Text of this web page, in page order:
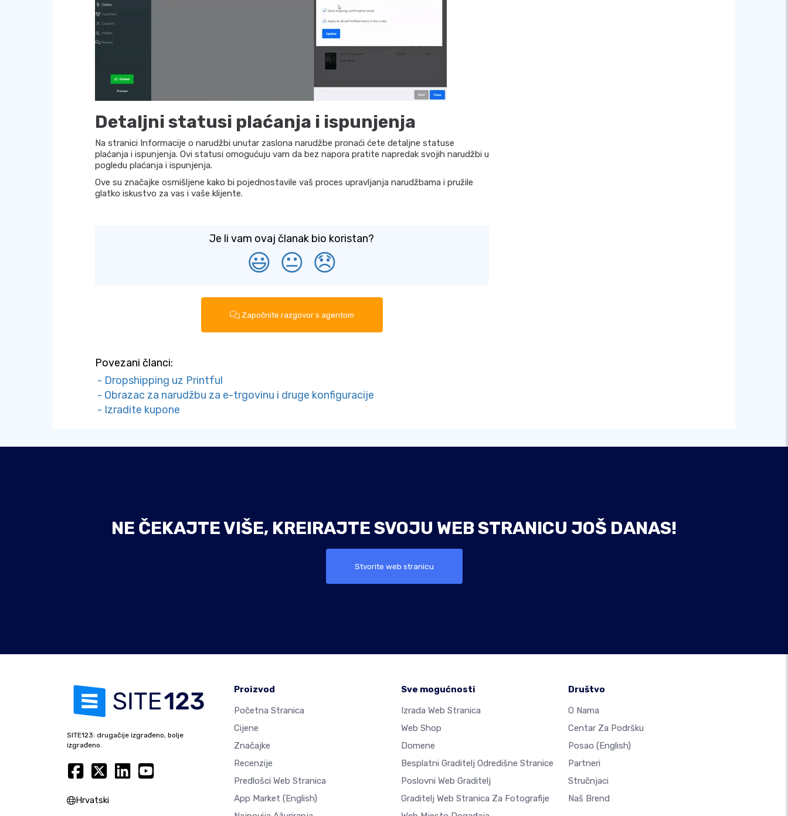
Detaljni statusi plaćanja i ispunjenja
Na stranici Informacije o narudžbi unutar zaslona narudžbe pronaći ćete detaljne statuse
plaćanja i ispunjenja. Ovi statusi omogućuju vam da bez napora pratite napredak svojih narudžbi u
pogledu plaćanja i ispunjenja.
Ove su značajke osmišljene kako bi pojednostavile vaš proces upravljanja narudžbama i pružile
glatko iskustvo za vas i vaše klijente.
Je li vam ovaj članak bio koristan?
😃 😐 😞
Započnite razgovor s agentom
Povezani članci:
- Dropshipping uz Printful
- Obrazac za narudžbu za e-trgovinu i druge konfiguracije
- Izradite kupone
NE ČEKAJTE VIŠE, KREIRAJTE SVOJU WEB STRANICU JOŠ DANAS!
Stvorite web stranicu
SITE123: drugačije izgrađeno, bolje
izgrađeno.
Hrvatski
Proizvod
Početna Stranica
Cijene
Značajke
Recenzije
Predlošci Web Stranica
App Market (English)
Sve mogućnosti
Izrada Web Stranica
Web Shop
Domene
Besplatni Graditelj Odredišne Stranice
Poslovni Web Graditelj
Graditelj Web Stranica Za Fotografije
Društvo
O Nama
Centar Za Podršku
Posao (English)
Partneri
Stručnjaci
Naš Brend